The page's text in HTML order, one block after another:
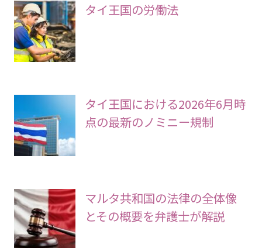
タイ王国の労働法
タイ王国における2026年6月時
点の最新のノミニー規制
マルタ共和国の法律の全体像
とその概要を弁護士が解説